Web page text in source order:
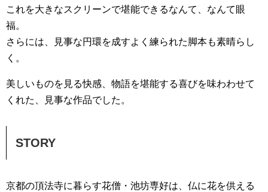
これを大きなスクリーンで堪能できるなんて、なんて眼
福。
さらには、見事な円環を成すよく練られた脚本も素晴らし
く。
美しいものを見る快感、物語を堪能する喜びを味わわせて
くれた、見事な作品でした。
STORY
京都の頂法寺に暮らす花僧・池坊専好は、仏に花を供える